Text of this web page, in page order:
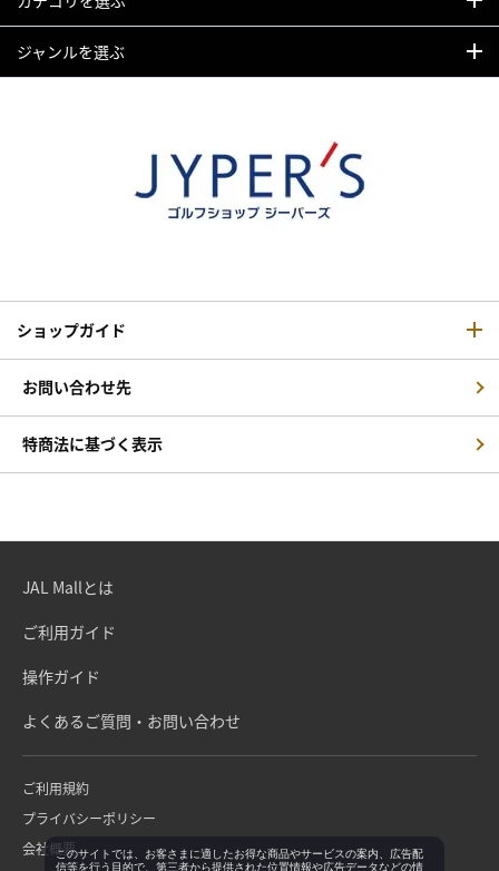
ジャンルを選ぶ
ショップガイド
お問い合わせ先
特商法に基づく表示
JAL Mallとは
ご利用ガイド
操作ガイド
よくあるご質問・お問い合わせ
ご利用規約
プライバシーポリシー
会社概要このサイトでは、お客さまに適したお得な商品やサービスの案内、広告配
信等を行う目的で、第三者から提供された位置情報や広告データなどの情